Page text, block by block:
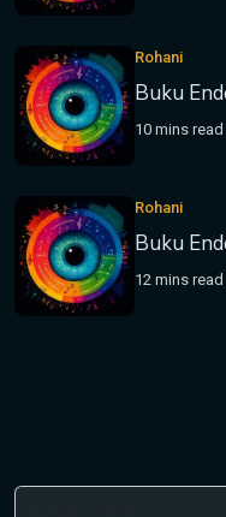
Rohani
Buku
10 mins read
Rohani
Buku
12 mins read